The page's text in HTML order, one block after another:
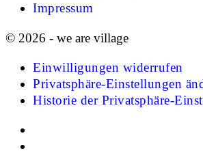
Impressum
© 2026 - we are village
Einwilligungen widerrufen
Privatsphäre-Einstellungen
Historie der Privatsphäre-